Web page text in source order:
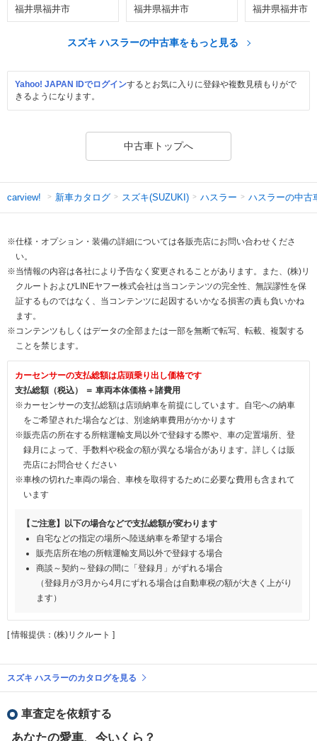
福井県福井市 福井県福井市 福井県福井市
スズキ ハスラーの中古車をもっと見る
Yahoo! JAPAN IDでログインするとお気に入りに登録や複数見積もりがで
きるようになります。
中古車トップへ
carview! 新車カタログ スズキ(SUZUKI) ハスラー ハスラーの中古
※仕様・オプション・装備の詳細については各販売店にお問い合わせくださ
い。
※当情報の内容は各社により予告なく変更されることがあります。また、(株)リ
クルートおよびLINEヤフー株式会社は当コンテンツの完全性、無誤謬性を保
証するものではなく、当コンテンツに起因するいかなる損害の責も負いかね
ます。
※コンテンツもしくはデータの全部または一部を無断で転写、転載、複製する
ことを禁じます。
カーセンサーの支払総額は店頭乗り出し価格です
支払総額（税込） ＝ 車両本体価格＋諸費用
※カーセンサーの支払総額は店頭納車を前提にしています。自宅への納車
をご希望された場合などは、別途納車費用がかかります
※販売店の所在する所轄運輸支局以外で登録する際や、車の定置場所、登
録月によって、手数料や税金の額が異なる場合があります。詳しくは販
売店にお問合せください
※車検の切れた車両の場合、車検を取得するために必要な費用も含まれて
います
【ご注意】以下の場合などで支払総額が変わります
自宅などの指定の場所へ陸送納車を希望する場合
販売店所在地の所轄運輸支局以外で登録する場合
商談～契約～登録の間に「登録月」がずれる場合
（登録月が3月から4月にずれる場合は自動車税の額が大きく上がり
ます）
[ 情報提供：(株)リクルート ]
スズキ ハスラーのカタログを見る
車査定を依頼する
あなたの愛車、今いくら？